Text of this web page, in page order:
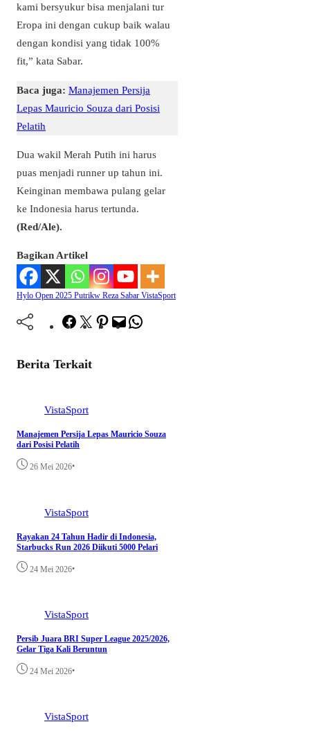
kami bersyukur bisa menjalani tur
Eropa ini dengan cukup baik walau
dengan kondisi yang tidak 100%
fit,” kata Sabar.
Baca juga: Manajemen Persija
Lepas Mauricio Souza dari Posisi
Pelatih
Dua wakil Merah Putih ini harus
puas menjadi runner up tahun ini.
Keinginan membawa pulang gelar
ke Indonesia harus tertunda.
(Red/Ale).
Bagikan Artikel
Hylo Open 2025 Putrikw Reza Sabar VistaSport
Facebook
TwitterPinterest
Mail
Berita Terkait
VistaSport
Manajemen Persija Lepas Mauricio Souza
dari Posisi Pelatih
26 Mei 2026•
VistaSport
Rayakan 24 Tahun Hadir di Indonesia,
Starbucks Run 2026 Diikuti 5000 Pelari
24 Mei 2026•
VistaSport
Persib Juara BRI Super League 2025/2026,
Gelar Tiga Kali Beruntun
24 Mei 2026•
VistaSport